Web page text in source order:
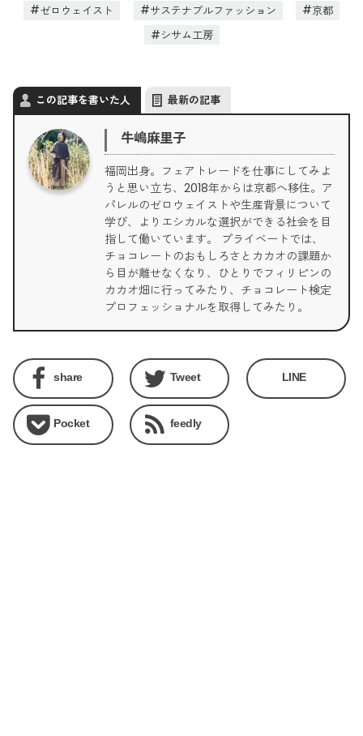
ゼロウェイスト
サステナブルファッション
京都
シサム工房
この記事を書いた人 最新の記事
牛嶋麻里子
福岡出身。フェアトレードを仕事にしてみよ
うと思い立ち、2018年からは京都へ移住。ア
パレルのゼロウェイストや生産背景について
学び、よりエシカルな選択ができる社会を目
指して働いています。 プライベートでは、
チョコレートのおもしろさとカカオの課題か
ら目が離せなくなり、ひとりでフィリピンの
カカオ畑に行ってみたり、チョコレート検定
プロフェッショナルを取得してみたり。
share Tweet LINE
Pocket feedly